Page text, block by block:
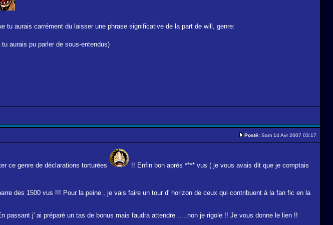
tu aurais carrément du laisser une phrase significative de la part de will, genre:
aurais pu parler de sous-entendus)
Posté: Sam 14 Avr 2007 03:17
ce genre de déclarations torturées !! Enfin bon aprés **** vus ( je vous avais dit que je comptais
des 1500 vus !!! Pour la peine , je vais faire un tour d' horizon de ceux qui contribuent à la fan fic en la
passant j' ai préparé un tas de bonus mais faudra attendre .....non je rigole !! Je vous donne le lien !!